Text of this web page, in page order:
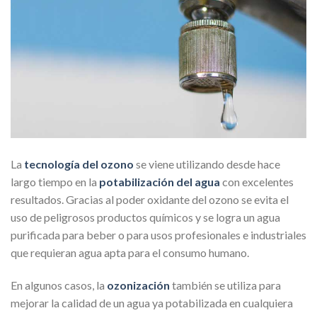
La tecnología del ozono se viene utilizando desde hace
largo tiempo en la potabilización del agua con excelentes
resultados. Gracias al poder oxidante del ozono se evita el
uso de peligrosos productos químicos y se logra un agua
purificada para beber o para usos profesionales e industriales
que requieran agua apta para el consumo humano.
En algunos casos, la ozonización también se utiliza para
mejorar la calidad de un agua ya potabilizada en cualquiera